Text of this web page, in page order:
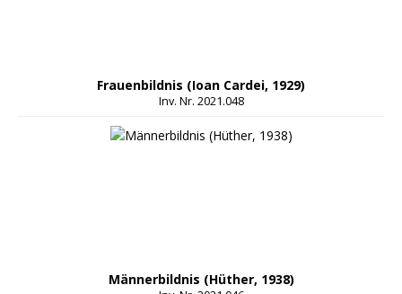
Frauenbildnis (Ioan Cardei, 1929)
Inv. Nr. 2021.048
Männerbildnis (Hüther, 1938)